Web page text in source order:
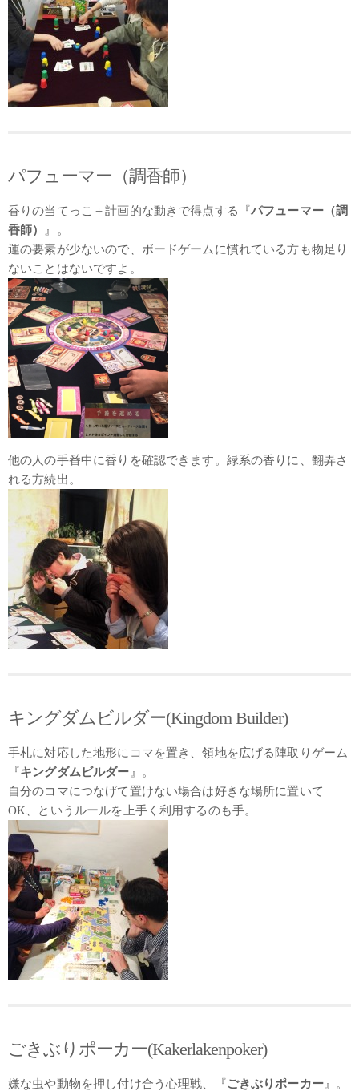
パフューマー（調香師）
香りの当てっこ＋計画的な動きで得点する『パフューマー（調
香師）
』。
運の要素が少ないので、ボードゲームに慣れている方も物足り
ないことはないですよ。
他の人の手番中に香りを確認できます。緑系の香りに、翻弄さ
れる方続出。
キングダムビルダー(Kingdom Builder)
手札に対応した地形にコマを置き、領地を広げる陣取りゲーム
『キングダムビルダー 』。
自分のコマにつなげて置けない場合は好きな場所に置いて
OK、というルールを上手く利用するのも手。
ごきぶりポーカー(Kakerlakenpoker)
嫌な虫や動物を押し付け合う心理戦、『ごきぶりポーカー』。